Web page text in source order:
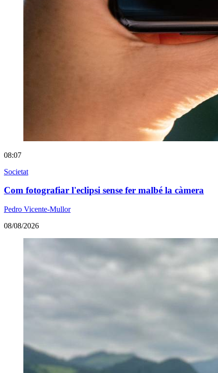
08:07
Societat
Com fotografiar l'eclipsi sense fer malbé la càmera
Pedro Vicente-Mullor
08/08/2026